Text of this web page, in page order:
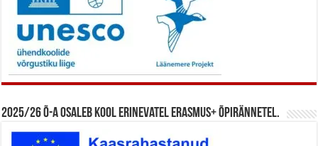
2025/26 õ-a osaleb kool erinevatel Erasmus+ õpirännetel.